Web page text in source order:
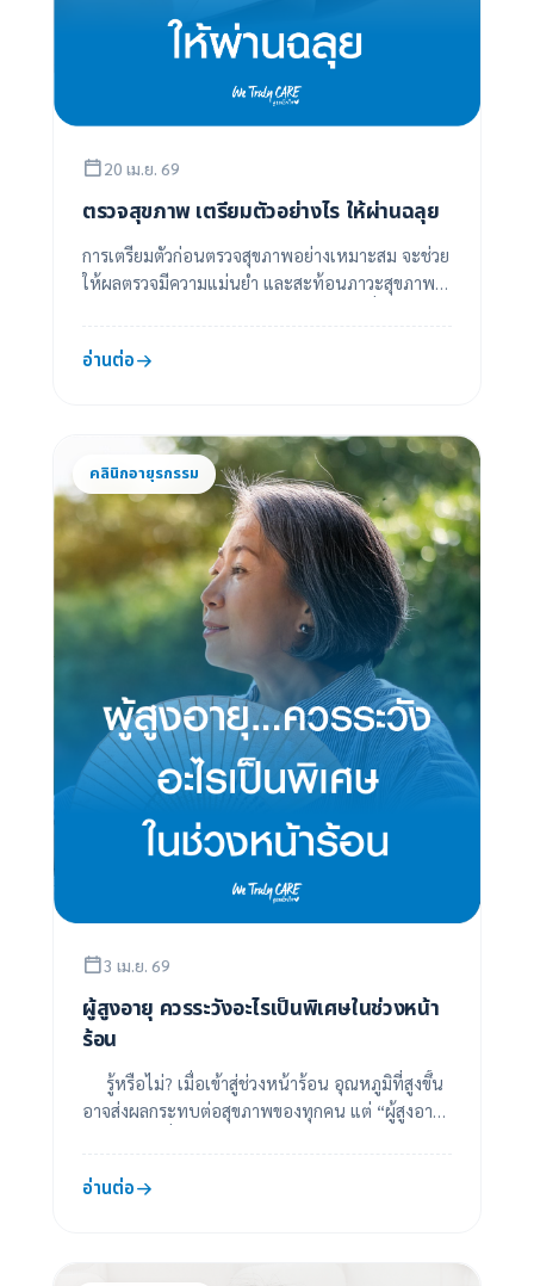
20 เม.ย. 69
ตรวจสุขภาพ เตรียมตัวอย่างไร ให้ผ่านฉลุย
การเตรียมตัวก่อนตรวจสุขภาพอย่างเหมาะสม จะช่วย
ให้ผลตรวจมีความแม่นยำ และสะท้อนภาวะสุขภาพ
อ่านต่อ
คลินิกอายุรกรรม
3 เม.ย. 69
ผู้สูงอายุ ควรระวังอะไรเป็นพิเศษในช่วงหน้า
ร้อน
รู้หรือไม่? เมื่อเข้าสู่ช่วงหน้าร้อน อุณหภูมิที่สูงขึ้น
อาจส่งผลกระทบต่อสุขภาพของทุกคน แต่ “ผู้สูงอายุ”
อ่านต่อ